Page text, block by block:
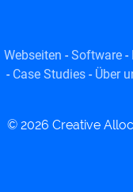
Webseiten -Software-
- Case Studies- Über
© 2026 Creative